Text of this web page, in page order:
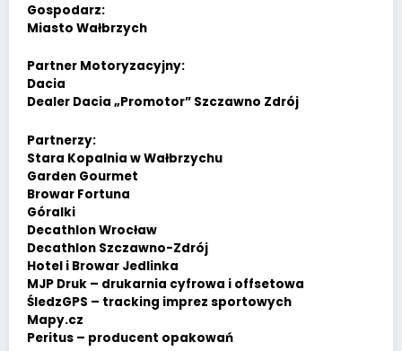
Gospodarz:
Miasto Wałbrzych
Partner Motoryzacyjny:
Dacia
Dealer Dacia „Promotor” Szczawno Zdrój
Partnerzy:
Stara Kopalnia w Wałbrzychu
Garden Gourmet
Browar Fortuna
Góralki
Decathlon Wrocław
Decathlon Szczawno-Zdrój
Hotel i Browar Jedlinka
MJP Druk – drukarnia cyfrowa i offsetowa
ŚledzGPS – tracking imprez sportowych
Mapy.cz
Peritus – producent opakowań